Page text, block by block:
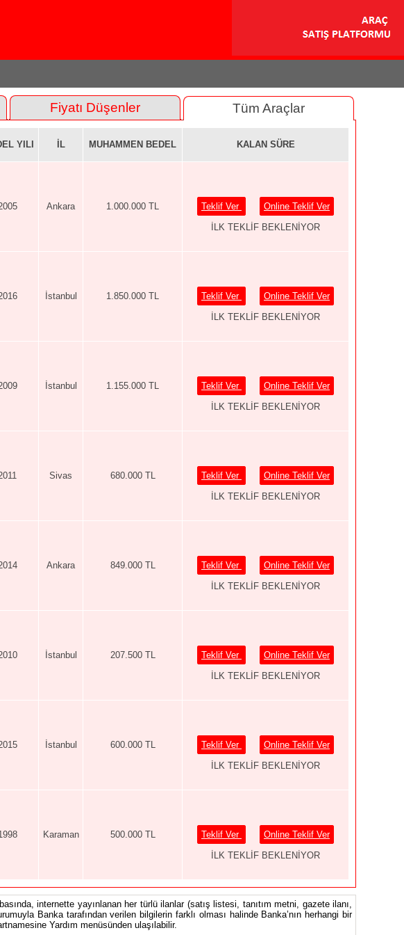
Fiyatı Düşenler Tüm Araçlar
YILI İL MUHAMMEN BEDEL KALAN SÜRE
Ankara 1.000.000 TL Teklif Ver
Online Teklif Ver
İLK TEKLİF BEKLENİYOR
İstanbul 1.850.000 TL Teklif Ver
Online Teklif Ver
İLK TEKLİF BEKLENİYOR
İstanbul 1.155.000 TL Teklif Ver
Online Teklif Ver
İLK TEKLİF BEKLENİYOR
Sivas 680.000 TL Teklif Ver
Online Teklif Ver
İLK TEKLİF BEKLENİYOR
Ankara 849.000 TL Teklif Ver
Online Teklif Ver
İLK TEKLİF BEKLENİYOR
İstanbul 207.500 TL Teklif Ver
Online Teklif Ver
İLK TEKLİF BEKLENİYOR
İstanbul 600.000 TL Teklif Ver
Online Teklif Ver
İLK TEKLİF BEKLENİYOR
Karaman 500.000 TL Teklif Ver
Online Teklif Ver
İLK TEKLİF BEKLENİYOR
internette yayınlanan her türlü ilanlar (satış listesi, tanıtım metni, gazete ilanı,
Banka tarafından verilen bilgilerin farklı olması halinde Banka’nın herhangi bir
Yardım menüsünden ulaşılabilir.